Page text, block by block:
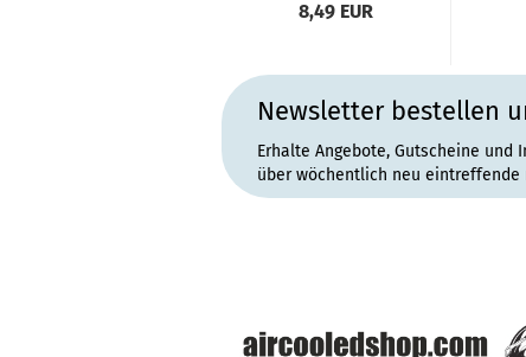
8,49 EUR
Newsletter bestellen
Erhalte Angebote, Gutscheine und
über wöchentlich neu eintreffende